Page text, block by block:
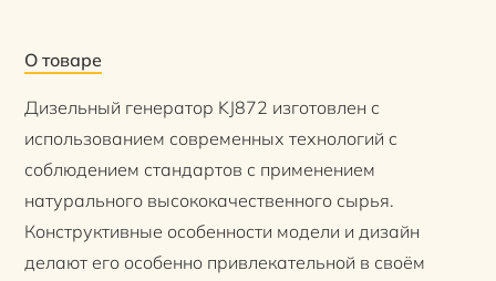
О товаре
Дизельный генератор KJ872 изготовлен с
использованием современных технологий с
соблюдением стандартов с применением
натурального высококачественного сырья.
Конструктивные особенности модели и дизайн
делают его особенно привлекательной в своём